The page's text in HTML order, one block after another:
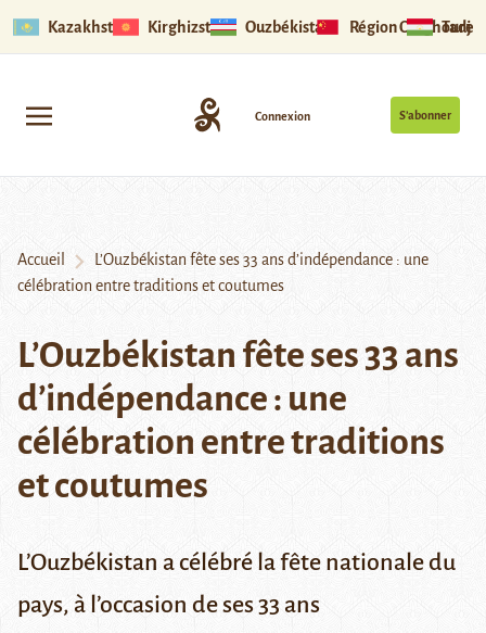
Kazakhstan Kirghizstan Ouzbékistan Région Ouïghoure
S’abonner
Connexion
Accueil
L’Ouzbékistan fête ses 33 ans d’indépendance : une
célébration entre traditions et coutumes
L’Ouzbékistan fête ses 33 ans
d’indépendance : une
célébration entre traditions
et coutumes
L’Ouzbékistan a célébré la fête nationale du
pays, à l’occasion de ses 33 ans